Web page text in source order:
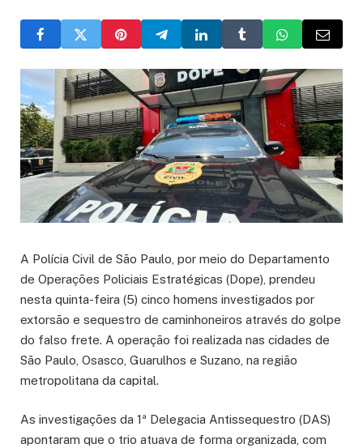
A Polícia Civil de São Paulo, por meio do Departamento
de Operações Policiais Estratégicas (Dope), prendeu
nesta quinta-feira (5) cinco homens investigados por
extorsão e sequestro de caminhoneiros através do golpe
do falso frete. A operação foi realizada nas cidades de
São Paulo, Osasco, Guarulhos e Suzano, na região
metropolitana da capital.
As investigações da 1ª Delegacia Antissequestro (DAS)
apontaram que o trio atuava de forma organizada, com